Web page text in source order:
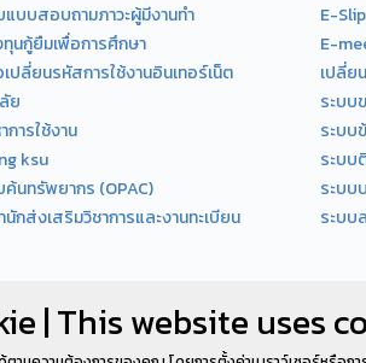
บบสอบถามภาวะผู้มีงานทำ
นกู้ยืมเพื่อการศึกษา
ปลี่ยนรหัสการใช้งานอินเทอร์เน็ต
ย
ารใช้งาน
ksu
นทรัพยากร (OPAC)
นักส่งเสริมวิชาการและงานทะเบียน
E-Slip
E-
เปลี่ย
ระบบ
ระบบ
ระบบ
ระบบ
ระบบ
| This website uses